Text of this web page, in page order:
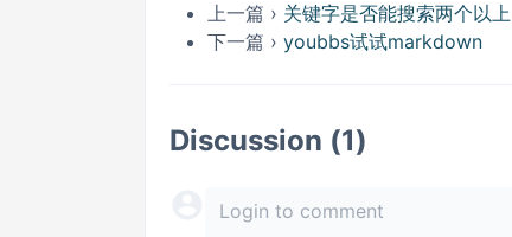
上一篇 › 关键字是否能搜索两个以
下一篇 › youbbs试试markdown
Discussion (1)